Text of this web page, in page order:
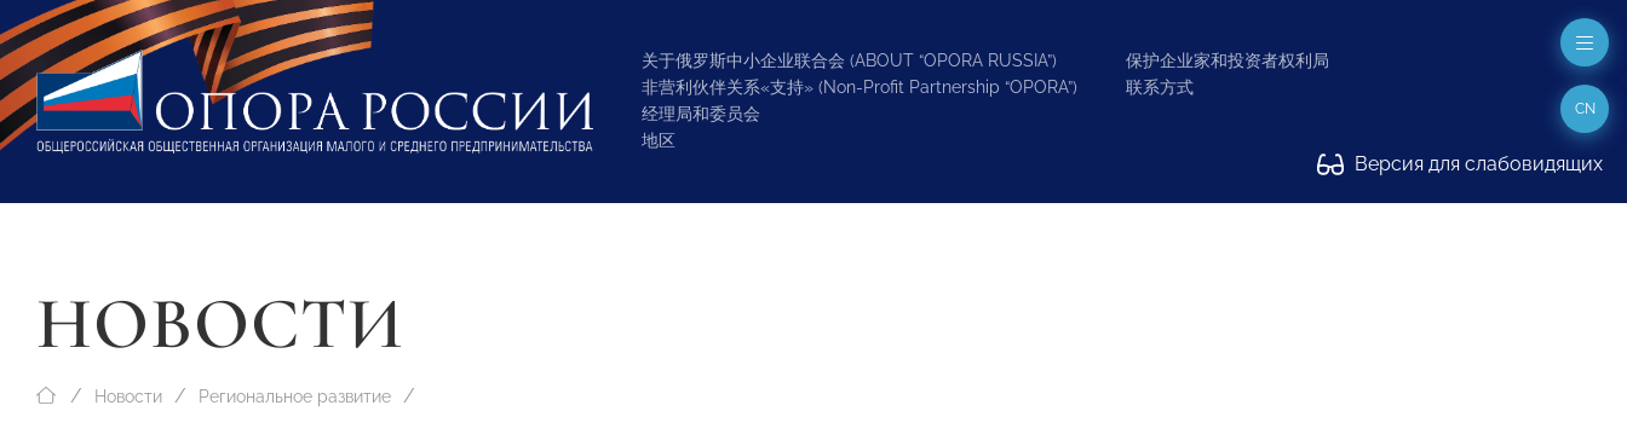
关于俄罗斯中小企业联合会 (ABOUT “OPORA RUSSIA”)
非营利伙伴关系«支持» (Non-Profit Partnership “OPORA”)
经理局和委员会
地区
保护企业家和投资者权利局
联系方式
Версия для слабовидящих
CN
НОВОСТИ
Новости Региональное развитие